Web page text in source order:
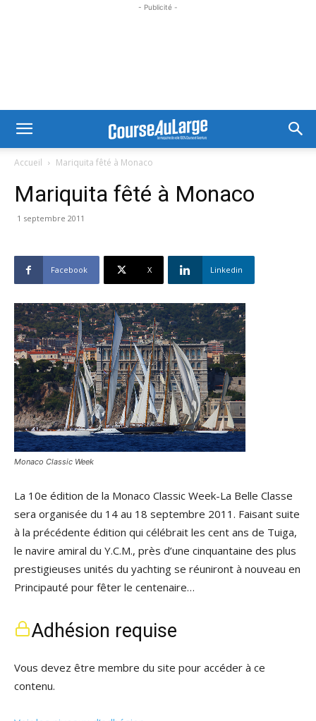
- Publicité -
Accueil Mariquita fêté à Monaco
Mariquita fêté à Monaco
1 septembre 2011
Facebook X Linkedin
Monaco Classic Week
La 10e édition de la Monaco Classic Week-La Belle Classe
sera organisée du 14 au 18 septembre 2011. Faisant suite
à la précédente édition qui célébrait les cent ans de Tuiga,
le navire amiral du Y.C.M., près d’une cinquantaine des plus
prestigieuses unités du yachting se réuniront à nouveau en
Principauté pour fêter le centenaire…
Adhésion requise
Vous devez être membre du site pour accéder à ce
contenu.